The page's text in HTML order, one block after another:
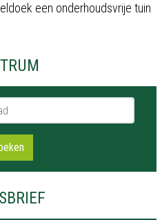
een onderhoudsvrije tuin